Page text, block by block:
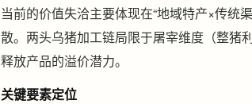
当前的价值失洽主要体现在“地域特产×传统
散。两头乌猪加工链局限于屠宰维度（整猪
释放产品的溢价潜力。
关键要素定位